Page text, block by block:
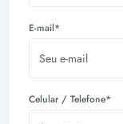
E-mail*
Celular / Telefone*